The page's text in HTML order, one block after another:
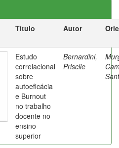
Título Autor
Estudo
correlacional
sobre
autoeficácia
e Burnout
no trabalho
docente no
ensino
superior
Bernardini,
Priscile